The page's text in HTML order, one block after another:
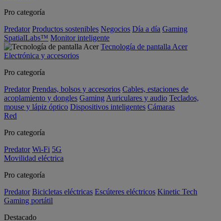
Pro categoría
Predator Productos sostenibles Negocios Día a día Gaming
SpatialLabs™ Monitor inteligente
Tecnología de pantalla Acer
Electrónica y accesorios
Pro categoría
Predator Prendas, bolsos y accesorios Cables, estaciones de
acoplamiento y dongles Gaming Auriculares y audio Teclados,
mouse y lápiz óptico Dispositivos inteligentes Cámaras
Red
Pro categoría
Predator Wi-Fi 5G
Movilidad eléctrica
Pro categoría
Predator Bicicletas eléctricas Escúteres eléctricos Kinetic Tech
Gaming portátil
Destacado